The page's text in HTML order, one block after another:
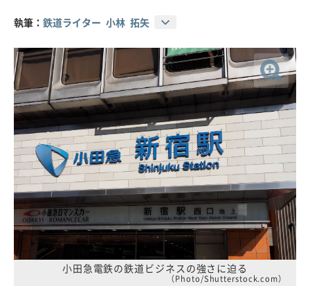
執筆： 鉄道ライター 小林 拓矢
小田急電鉄の鉄道ビジネスの強さに迫る
（Photo/Shutterstock.com）